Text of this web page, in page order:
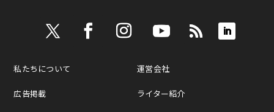
私たちについて
広告掲載
運営会社
ライター紹介